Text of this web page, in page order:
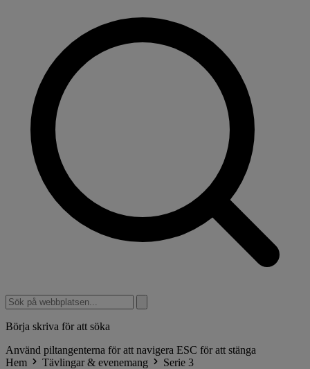
Börja skriva för att söka
Använd piltangenterna för att navigera ESC för att stänga
Hem
Tävlingar & evenemang
Serie 3